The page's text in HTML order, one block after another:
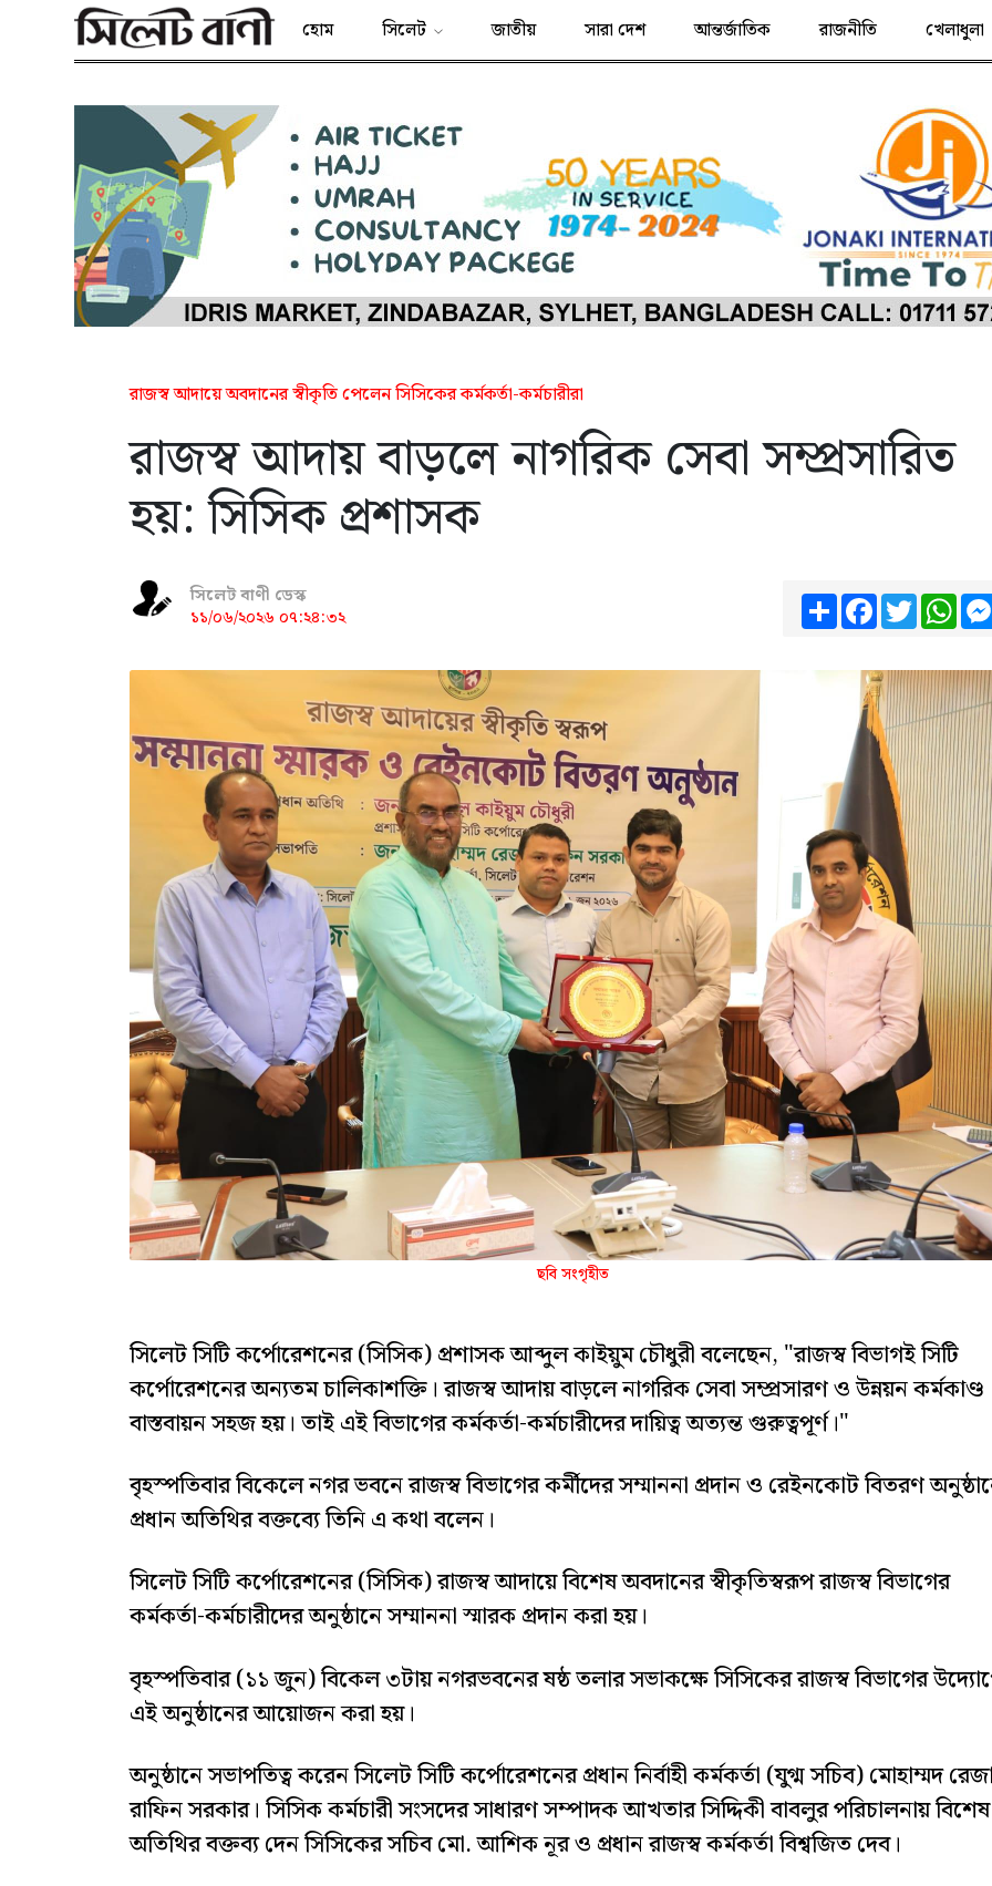
হোম সিলেট জাতীয় সারা দেশ আন্তর্জাতিক রাজনীতি খেলাধুলা
​রাজস্ব আদায়ে অবদানের স্বীকৃতি পেলেন সিসিকের কর্মকর্তা-কর্মচারীরা
রাজস্ব আদায় বাড়লে নাগরিক সেবা সম্প্রসারিত
হয়: সিসিক প্রশাসক
সিলেট বাণী ডেস্ক
১১/০৬/২০২৬ ০৭:২৪:৩২
ShareFacebook
Twitter
ছবি সংগৃহীত
সিলেট সিটি কর্পোরেশনের (সিসিক) প্রশাসক আব্দুল কাইয়ুম চৌধুরী বলেছেন, "রাজস্ব বিভাগই সিটি
কর্পোরেশনের অন্যতম চালিকাশক্তি। রাজস্ব আদায় বাড়লে নাগরিক সেবা সম্প্রসারণ ও উন্নয়ন কর্মকাণ্ড
বাস্তবায়ন সহজ হয়। তাই এই বিভাগের কর্মকর্তা-কর্মচারীদের দায়িত্ব অত্যন্ত গুরুত্বপূর্ণ।"
বৃহস্পতিবার বিকেলে নগর ভবনে রাজস্ব বিভাগের কর্মীদের সম্মাননা প্রদান ও রেইনকোট বিতরণ
প্রধান অতিথির বক্তব্যে তিনি এ কথা বলেন।
​সিলেট সিটি কর্পোরেশনের (সিসিক) রাজস্ব আদায়ে বিশেষ অবদানের স্বীকৃতিস্বরূপ রাজস্ব বিভাগের
কর্মকর্তা-কর্মচারীদের অনুষ্ঠানে সম্মাননা স্মারক প্রদান করা হয়।
​বৃহস্পতিবার (১১ জুন) বিকেল ৩টায় নগরভবনের ষষ্ঠ তলার সভাকক্ষে সিসিকের রাজস্ব বিভাগের
এই অনুষ্ঠানের আয়োজন করা হয়।
অনুষ্ঠানে সভাপতিত্ব করেন সিলেট সিটি কর্পোরেশনের প্রধান নির্বাহী কর্মকর্তা (যুগ্ম সচিব) মোহাম্মদ
রাফিন সরকার। ​সিসিক কর্মচারী সংসদের সাধারণ সম্পাদক আখতার সিদ্দিকী বাবলুর পরিচালনায় বিশেষ
অতিথির বক্তব্য দেন সিসিকের সচিব মো. আশিক নূর ও প্রধান রাজস্ব কর্মকর্তা বিশ্বজিত দেব।